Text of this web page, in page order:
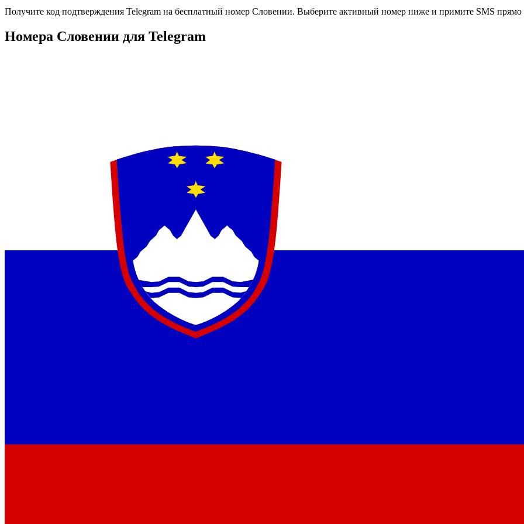
Получите код подтверждения Telegram на бесплатный номер Словении. Выберите активный номер ниже и примите SMS прямо
Номера Словении для Telegram